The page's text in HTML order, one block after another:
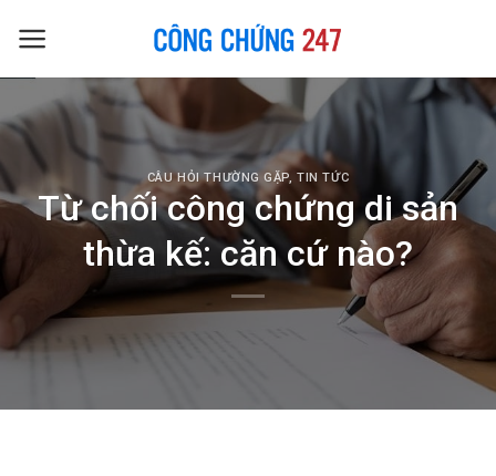
CÂU HỎI THƯỜNG GẶP,TIN TỨC
Từ chối công chứng di sản
thừa kế: căn cứ nào?